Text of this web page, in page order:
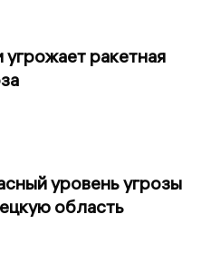
ракетная
уровень угрозы
область